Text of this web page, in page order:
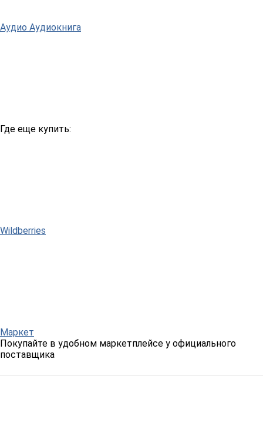
Аудио Аудиокнига
Где еще купить:
Wildberries
Маркет
Покупайте в удобном маркетплейсе у официального
поставщика